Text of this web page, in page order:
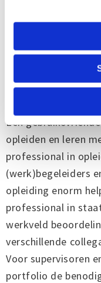
De ene student of
ander langer kan
Het belang van
Een
opleiden en leren
professional in
(werk)begeleiders
opleiding enorm
professional in
werkveld
verschillende
Voor supervisoren
portfolio de